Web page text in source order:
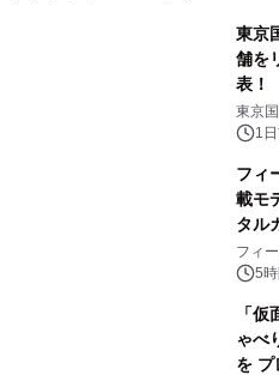
東京
舗を
表！
東京
1
フィ
載モ
タル
約
ジ新
フィ
5
「
ゃべ
を プ